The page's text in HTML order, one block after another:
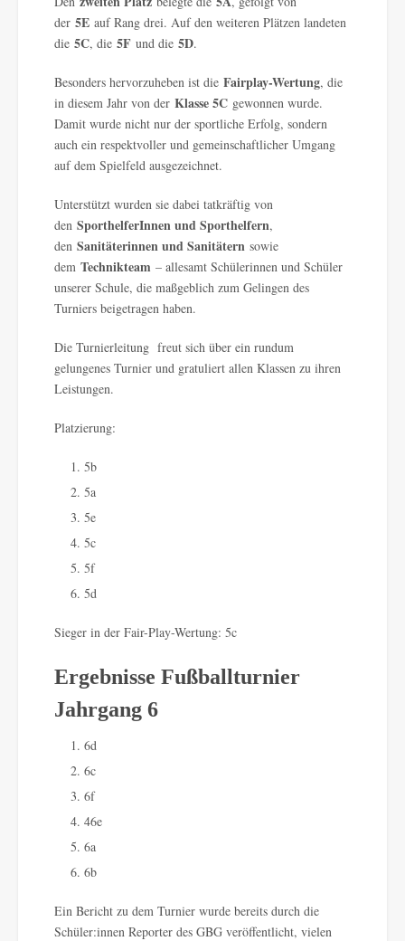
der 5E auf Rang drei. Auf den weiteren Plätzen landeten
die 5C, die 5F und die 5D.
Besonders hervorzuheben ist die Fairplay-Wertung, die
in diesem Jahr von der Klasse 5C gewonnen wurde.
Damit wurde nicht nur der sportliche Erfolg, sondern
auch ein respektvoller und gemeinschaftlicher Umgang
auf dem Spielfeld ausgezeichnet.
Unterstützt wurden sie dabei tatkräftig von
den SporthelferInnen und Sporthelfern,
den Sanitäterinnen und Sanitätern sowie
dem Technikteam – allesamt Schülerinnen und Schüler
unserer Schule, die maßgeblich zum Gelingen des
Turniers beigetragen haben.
Die Turnierleitung freut sich über ein rundum
gelungenes Turnier und gratuliert allen Klassen zu ihren
Leistungen.
Platzierung:
5b
5a
5e
5c
5f
5d
Sieger in der Fair-Play-Wertung: 5c
Ergebnisse Fußballturnier
Jahrgang 6
6d
6c
6f
46e
6a
6b
Ein Bericht zu dem Turnier wurde bereits durch die
Schüler:innen Reporter des GBG veröffentlicht, vielen